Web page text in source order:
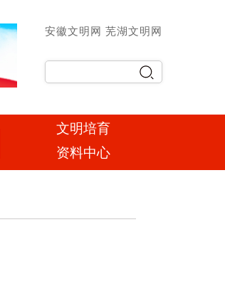
安徽文明网 芜湖文明网
文明培育
资料中心